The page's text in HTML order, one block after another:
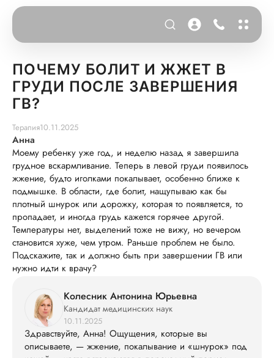
ПОЧЕМУ БОЛИТ И ЖЖЕТ В
ГРУДИ ПОСЛЕ ЗАВЕРШЕНИЯ
ГВ?
Терапия10.11.2025
Анна
Моему ребенку уже год, и неделю назад я завершила
грудное вскармливание. Теперь в левой груди появилось
жжение, будто иголками покалывает, особенно ближе к
подмышке. В области, где болит, нащупываю как бы
плотный шнурок или дорожку, которая то появляется, то
пропадает, и иногда грудь кажется горячее другой.
Температуры нет, выделений тоже не вижу, но вечером
становится хуже, чем утром. Раньше проблем не было.
Подскажите, так и должно быть при завершении ГВ или
нужно идти к врачу?
Колесник Антонина Юрьевна
Кандидат медицинских наук
10.11.2025
Здравствуйте, Анна! Ощущения, которые вы
описываете, — жжение, покалывание и «шнурок» под